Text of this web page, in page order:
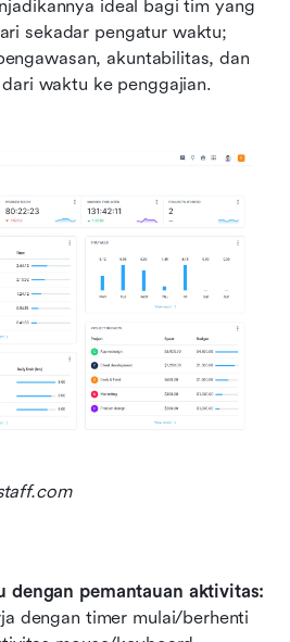
ideal bagi tim yang
sekadar pengatur waktu;
akuntabilitas, dan
waktu ke penggajian.
dengan pemantauan aktivitas:
dengan timer mulai/berhenti